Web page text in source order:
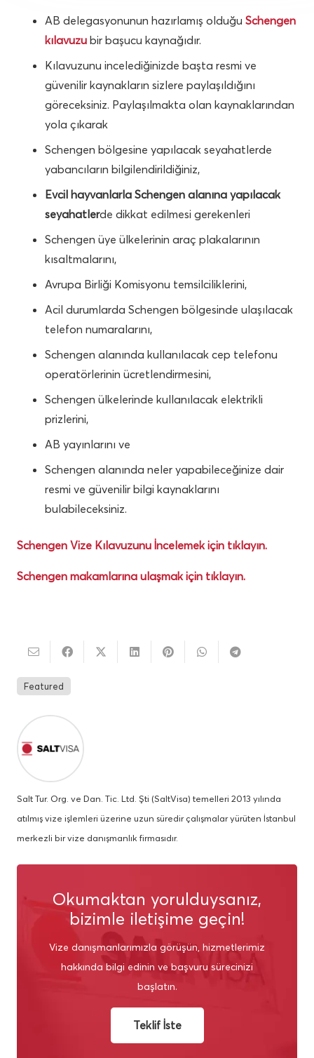
AB delegasyonunun hazırlamış olduğu Schengen
kılavuzu bir başucu kaynağıdır.
Kılavuzunu incelediğinizde başta resmi ve
güvenilir kaynakların sizlere paylaşıldığını
göreceksiniz. Paylaşılmakta olan kaynaklarından
yola çıkarak
Schengen bölgesine yapılacak seyahatlerde
yabancıların bilgilendirildiğiniz,
Evcil hayvanlarla Schengen alanına yapılacak
seyahatlerde dikkat edilmesi gerekenleri
Schengen üye ülkelerinin araç plakalarının
kısaltmalarını,
Avrupa Birliği Komisyonu temsilciliklerini,
Acil durumlarda Schengen bölgesinde ulaşılacak
telefon numaralarını,
Schengen alanında kullanılacak cep telefonu
operatörlerinin ücretlendirmesini,
Schengen ülkelerinde kullanılacak elektrikli
prizlerini,
AB yayınlarını ve
Schengen alanında neler yapabileceğinize dair
resmi ve güvenilir bilgi kaynaklarını
bulabileceksiniz.
Schengen Vize Kılavuzunu İncelemek için tıklayın.
Schengen makamlarına ulaşmak için tıklayın.
Featured
Salt Tur. Org. ve Dan. Tic. Ltd. Şti (SaltVisa) temelleri 2013 yılında
atılmış vize işlemleri üzerine uzun süredir çalışmalar yürüten İstanbul
merkezli bir vize danışmanlık firmasıdır.
Okumaktan yorulduysanız,
bizimle iletişime geçin!
Vize danışmanlarımızla görüşün, hizmetlerimiz
hakkında bilgi edinin ve başvuru sürecinizi
başlatın.
Teklif İste